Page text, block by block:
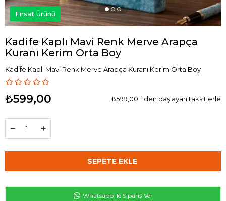
Fırsat Ürünü
Kadife Kaplı Mavi Renk Merve Arapça
Kuranı Kerim Orta Boy
Kadife Kaplı Mavi Renk Merve Arapça Kuranı Kerim Orta Boy
₺599,00 ₺599,00 `den başlayan taksitlerle
Whatsapp ile Sipariş Ver